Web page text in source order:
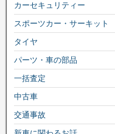
カーセキュリティー
スポーツカー・サーキット
タイヤ
パーツ・車の部品
一括査定
中古車
交通事故